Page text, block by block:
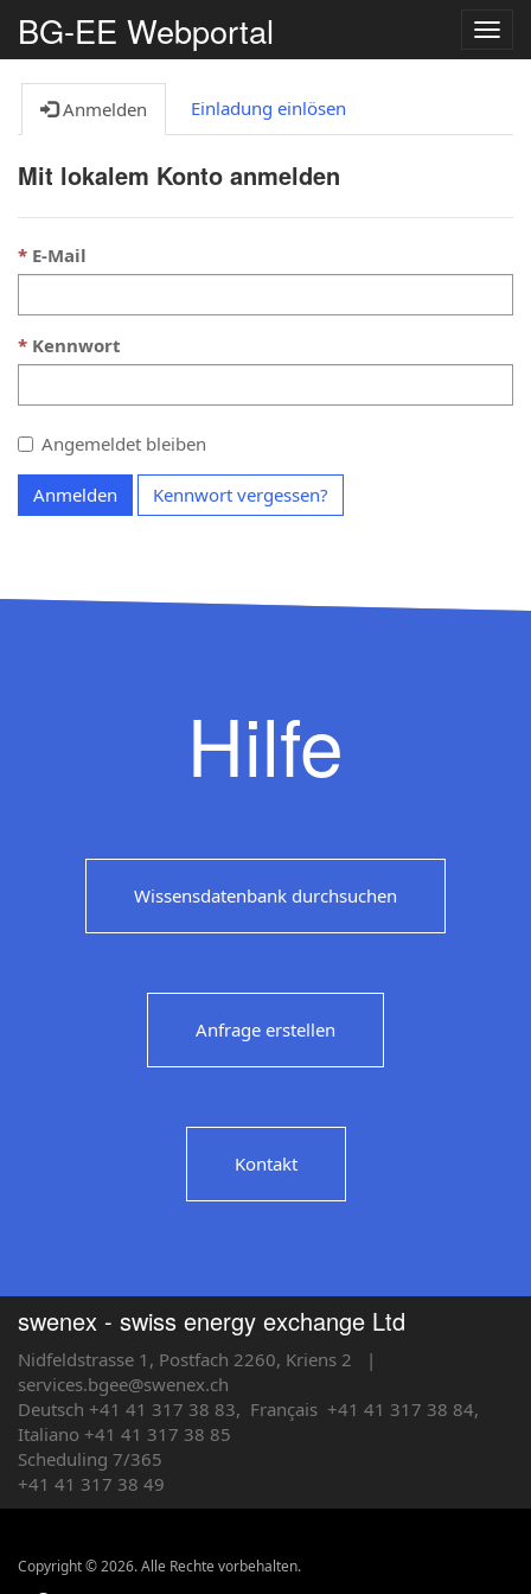
BG-EE Webportal
Anmelden Einladung einlösen
Mit lokalem Konto anmelden
E-Mail
Kennwort
Angemeldet bleiben
Anmelden Kennwort vergessen?
Hilfe
Wissensdatenbank durchsuchen
Anfrage erstellen
Kontakt
swenex - swiss energy exchange Ltd
Nidfeldstrasse 1, Postfach 2260, Kriens 2
|
services.bgee@swenex.ch
Deutsch +41 41 317 38 83, Français +41 41 317 38 84,
Italiano +41 41 317 38 85
Scheduling 7/365
+41 41 317 38 49
Copyright © 2026. Alle Rechte vorbehalten.